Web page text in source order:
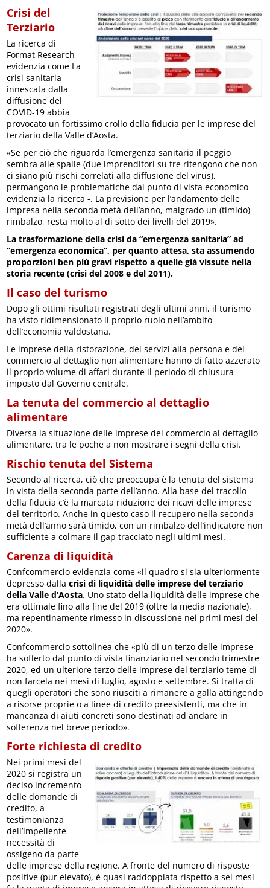
Crisi del
Terziario
La ricerca di
Format Research
evidenzia come La
crisi sanitaria
innescata dalla
diffusione del
COVID-19 abbia
provocato un fortissimo crollo della fiducia per le imprese del
terziario della Valle d’Aosta.
«Se per ciò che riguarda l’emergenza sanitaria il peggio
sembra alle spalle (due imprenditori su tre ritengono che non
ci siano più rischi correlati alla diffusione del virus),
permangono le problematiche dal punto di vista economico –
evidenzia la ricerca -. La previsione per l’andamento delle
impresa nella seconda metà dell’anno, malgrado un (timido)
rimbalzo, resta molto al di sotto dei livelli del 2019».
La trasformazione della crisi da “emergenza sanitaria” ad
“emergenza economica”, per quanto attesa, sta assumendo
proporzioni ben più gravi rispetto a quelle già vissute nella
storia recente (crisi del 2008 e del 2011).
Il caso del turismo
Dopo gli ottimi risultati registrati degli ultimi anni, il turismo
ha visto ridimensionato il proprio ruolo nell’ambito
dell’economia valdostana.
Le imprese della ristorazione, dei servizi alla persona e del
commercio al dettaglio non alimentare hanno di fatto azzerato
il proprio volume di affari durante il periodo di chiusura
imposto dal Governo centrale.
La tenuta del commercio al dettaglio
alimentare
Diversa la situazione delle imprese del commercio al dettaglio
alimentare, tra le poche a non mostrare i segni della crisi.
Rischio tenuta del Sistema
Secondo al ricerca, ciò che preoccupa è la tenuta del sistema
in vista della seconda parte dell’anno. Alla base del tracollo
della fiducia c’è la marcata riduzione dei ricavi delle imprese
del territorio. Anche in questo caso il recupero nella seconda
metà dell’anno sarà timido, con un rimbalzo dell’indicatore non
sufficiente a colmare il gap tracciato negli ultimi mesi.
Carenza di liquidità
Confcommercio evidenzia come «il quadro si sia ulteriormente
depresso dalla crisi di liquidità delle imprese del terziario
della Valle d’Aosta. Uno stato della liquidità delle imprese che
era ottimale fino alla fine del 2019 (oltre la media nazionale),
ma repentinamente rimesso in discussione nei primi mesi del
2020».
Confcommercio sottolinea che «più di un terzo delle imprese
ha sofferto dal punto di vista finanziario nel secondo trimestre
2020, ed un ulteriore terzo delle imprese del terziario teme di
non farcela nei mesi di luglio, agosto e settembre. Si tratta di
quegli operatori che sono riusciti a rimanere a galla attingendo
a risorse proprie o a linee di credito preesistenti, ma che in
mancanza di aiuti concreti sono destinati ad andare in
sofferenza nel breve periodo».
Forte richiesta di credito
Nei primi mesi del
2020 si registra un
deciso incremento
delle domande di
credito, a
testimonianza
dell’impellente
necessità di
ossigeno da parte
delle imprese della regione. A fronte del numero di risposte
positive (pur elevato), è quasi raddoppiata rispetto a sei mesi